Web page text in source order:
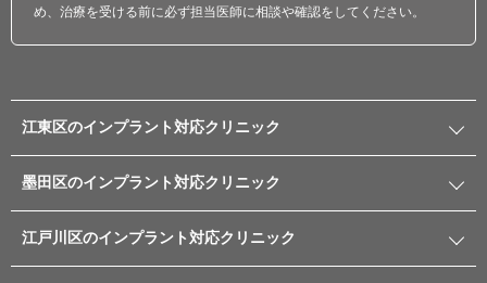
め、治療を受ける前に必ず担当医師に相談や確認をしてください。
江東区のインプラント対応クリニック
墨田区のインプラント対応クリニック
江戸川区のインプラント対応クリニック